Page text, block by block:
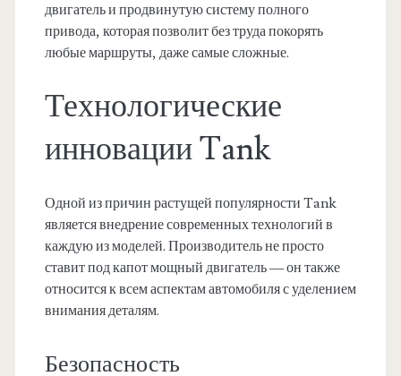
двигатель и продвинутую систему полного
привода, которая позволит без труда покорять
любые маршруты, даже самые сложные.
Технологические
инновации Tank
Одной из причин растущей популярности Tank
является внедрение современных технологий в
каждую из моделей. Производитель не просто
ставит под капот мощный двигатель — он также
относится к всем аспектам автомобиля с уделением
внимания деталям.
Безопасность